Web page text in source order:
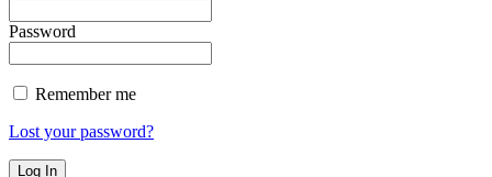
Password
Remember me
Lost your password?